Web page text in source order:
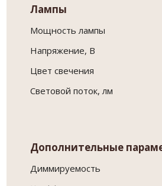
Лампы
Мощность лампы
Напряжение, В
Цвет свечения
Световой поток, лм
Дополнительные
Диммируемость